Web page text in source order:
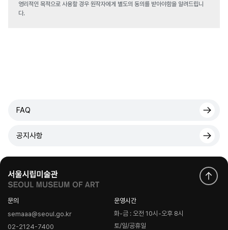
영리적인 목적으로 사용할 경우 원작자에게 별도의 동의를 받아야함을 알려드립니
다.
FAQ
공지사항
문의
semaaa@seoul.go.kr
02-2124-7400
운영시간
화-금 : 오전 10시-오후 8시
토/일/공휴일